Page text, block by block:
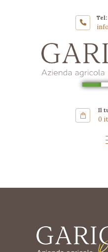
Tel:
Il
0
GARIGLIO RISI
AGRICOLA
Coltivazione
Riso Carnaroli